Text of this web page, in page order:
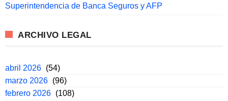
Superintendencia de Banca Seguros y AFP
ARCHIVO LEGAL
abril 2026 (54)
marzo 2026 (96)
febrero 2026 (108)